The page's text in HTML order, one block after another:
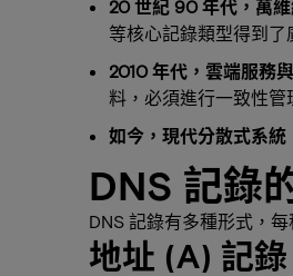
20 世紀 90 年代，萬維
等核心記錄類型得到了
2010 年代，雲端服務
料，必須進行一致性管
如今，現代分散式系統
DNS 記錄
DNS 記錄有多種形式，
地址 (A) 記錄